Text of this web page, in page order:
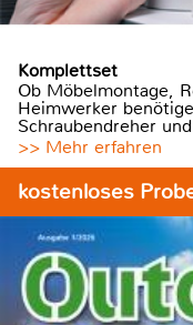
Komplettset
Ob Möbelmontage,
Heimwerker
Schraubendreher
>> Mehr erfahren
kostenloses